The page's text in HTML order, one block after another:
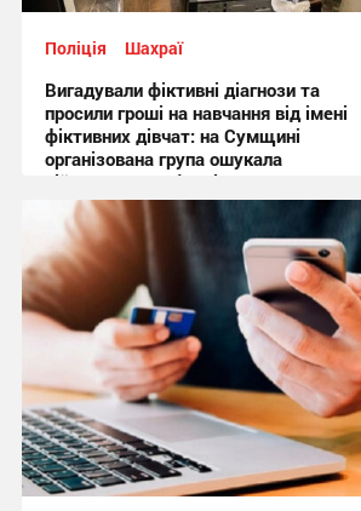
Поліція Шахраї
Вигадували фіктивні діагнози та
просили гроші на навчання від імені
фіктивних дівчат: на Сумщині
організована група ошукала
військовослужбовців на понад
мільйон гривень
14:41, 7.08.2026